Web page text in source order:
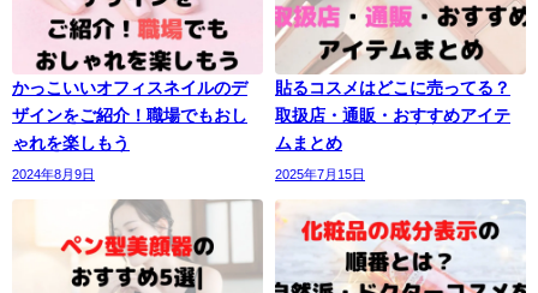
かっこいいオフィスネイルのデ
ザインをご紹介！職場でもおし
ゃれを楽しもう
2024年8月9日
貼るコスメはどこに売ってる？
取扱店・通販・おすすめアイテ
ムまとめ
2025年7月15日